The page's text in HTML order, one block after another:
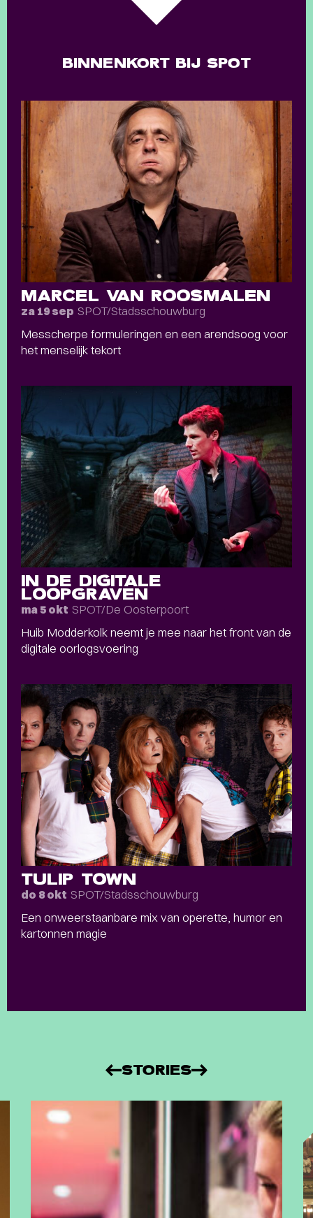
BINNENKORT BIJ SPOT
MARCEL VAN ROOSMALEN
za 19 sep SPOT/Stadsschouwburg
Messcherpe formuleringen en een arendsoog voor
het menselijk tekort
IN DE DIGITALE
LOOPGRAVEN
ma 5 okt SPOT/De Oosterpoort
Huib Modderkolk neemt je mee naar het front van de
digitale oorlogsvoering
TULIP TOWN
do 8 okt SPOT/Stadsschouwburg
Een onweerstaanbare mix van operette, humor en
kartonnen magie
STORIES